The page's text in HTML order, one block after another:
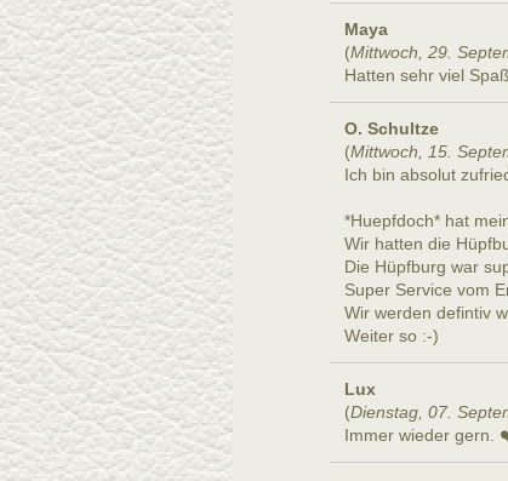
Maya
(Mittwoch, 29.
Hatten sehr viel
O. Schultze
(Mittwoch, 15.
Ich bin absolut
*Huepfdoch* hat
Wir hatten die
Die Hüpfburg war
Super Service vom
Wir werden defintiv
Weiter so :-)
Lux
(Dienstag, 07.
Immer wieder gern.